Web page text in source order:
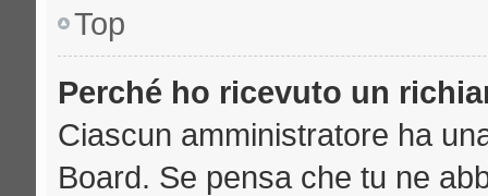
Top
Perché ho ricevuto un
Ciascun amministratore ha
Board. Se pensa che tu ne